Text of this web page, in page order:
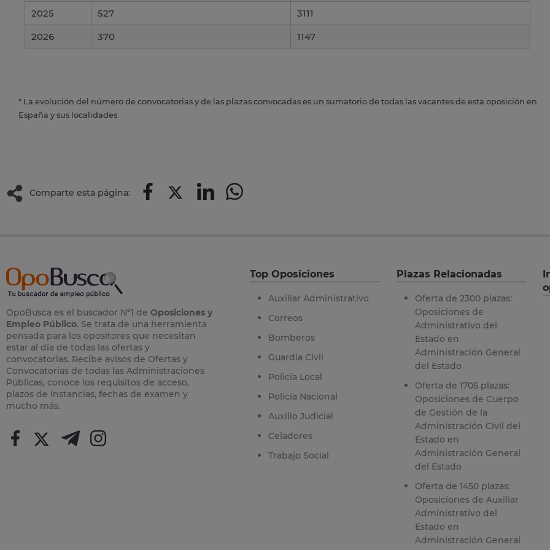
2025
527
3111
2026
370 1147
* La evolución del número de convocatorias y de las plazas convocadas es un sumatorio de todas las vacantes de esta oposición en
España y sus localidades
Comparte esta página:
OpoBusca es el buscador Nº1 de Oposiciones y
Empleo Público. Se trata de una herramienta
pensada para los opositores que necesitan
estar al día de todas las ofertas y
convocatorias. Recibe avisos de Ofertas y
Convocatorias de todas las Administraciones
Públicas, conoce los requisitos de acceso,
plazos de instancias, fechas de examen y
mucho más.
Top Oposiciones
Auxiliar Administrativo
Correos
Bomberos
Guardia Civil
Policía Local
Policía Nacional
Auxilio Judicial
Celadores
Trabajo Social
Plazas Relacionadas
Oferta de 2300 plazas:
Oposiciones de
Administrativo del
Estado en
Administración General
del Estado
Oferta de 1705 plazas:
Oposiciones de Cuerpo
de Gestión de la
Administración Civil del
Estado en
Administración General
del Estado
Oferta de 1450 plazas:
Oposiciones de Auxiliar
Administrativo del
Estado en
Administración General